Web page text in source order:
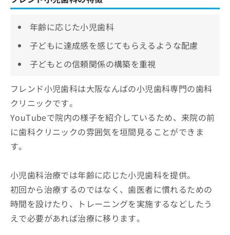
年齢に応じた小児歯科
子どもに達成感を感じてもらえるような配慮
子どもとの信頼関係の構築を重視
フレンド小児歯科は大阪なんばの小児歯科専門の歯科
クリニックです。
YouTubeで院内の様子を紹介しているため、来院の前
に歯科クリニックの雰囲気を垣間見ることができま
す。
小児歯科治療では年齢に応じた小児歯科を提供。
初回から治療するのではなく、歯医者に慣れるための
時間を設けたり、トレーニングを実施するなどしたう
えで必要があれば治療に移ります。